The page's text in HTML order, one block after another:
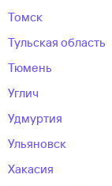
Томск
Тульская область
Тюмень
Углич
Удмуртия
Ульяновск
Хакасия